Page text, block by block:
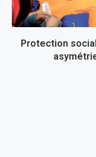
Protection